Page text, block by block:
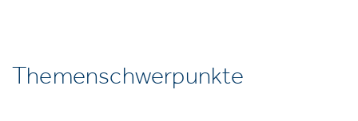
Themenschwerpunkte